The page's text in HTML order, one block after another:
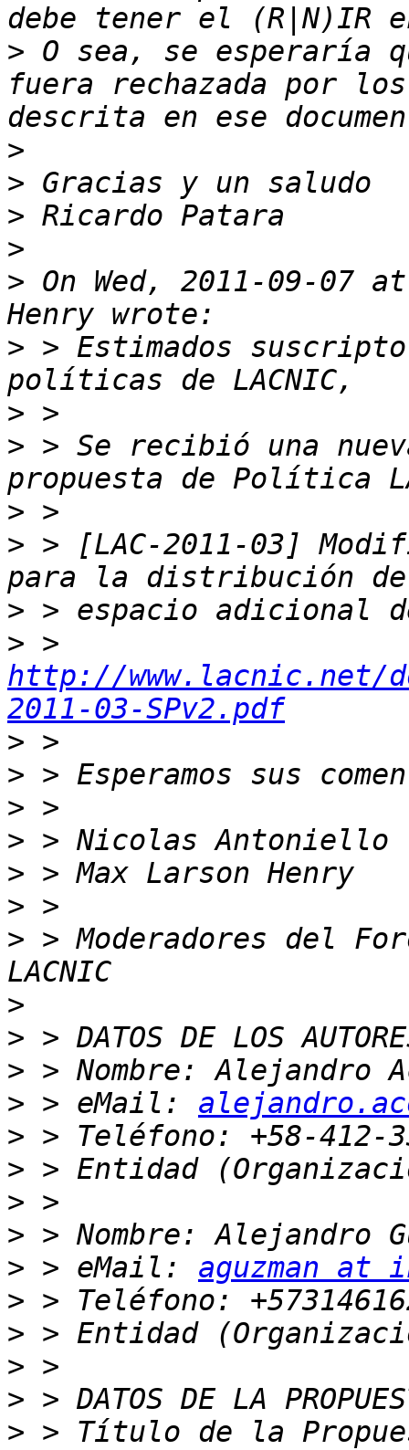
> O sea, se esperaría
fuera rechazada por
>
>
>
>
> On Wed, 2011-09-07
> > Estimados
>
> > Se recibió una
>
> > [LAC-2011-03]
>
>
http://www.lacnic.net/
2011-03-SPv2.pdf
>
>
>
>
>
>
> > Moderadores del
>
>
>
> > eMail:
>
>
>
>
> > eMail: aguzman at
>
>
>
>
> > Título de la